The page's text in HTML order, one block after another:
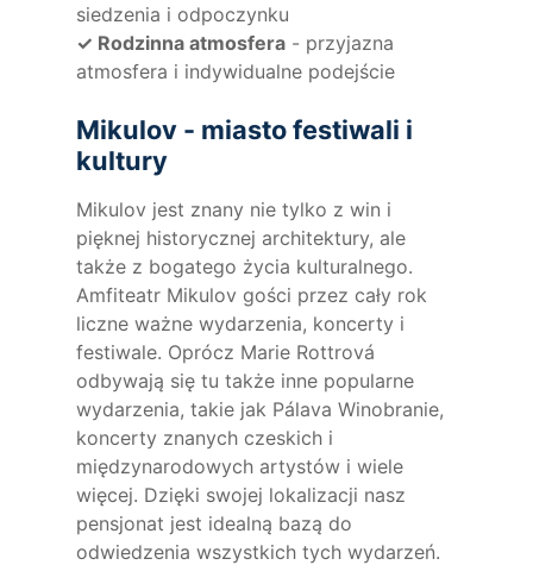
siedzenia i odpoczynku
✓ Rodzinna atmosfera - przyjazna
atmosfera i indywidualne podejście
Mikulov - miasto festiwali i
kultury
Mikulov jest znany nie tylko z win i
pięknej historycznej architektury, ale
także z bogatego życia kulturalnego.
Amfiteatr Mikulov gości przez cały rok
liczne ważne wydarzenia, koncerty i
festiwale. Oprócz Marie Rottrová
odbywają się tu także inne popularne
wydarzenia, takie jak Pálava Winobranie,
koncerty znanych czeskich i
międzynarodowych artystów i wiele
więcej. Dzięki swojej lokalizacji nasz
pensjonat jest idealną bazą do
odwiedzenia wszystkich tych wydarzeń.